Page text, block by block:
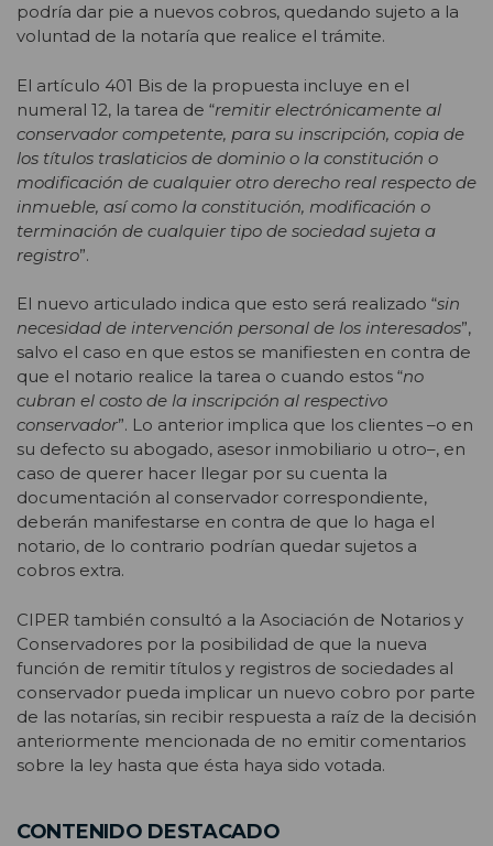
podría dar pie a nuevos cobros, quedando sujeto a la
voluntad de la notaría que realice el trámite.
El artículo 401 Bis de la propuesta incluye en el
numeral 12, la tarea de “remitir electrónicamente al
conservador competente, para su inscripción, copia de
los títulos traslaticios de dominio o la constitución o
modificación de cualquier otro derecho real respecto de
inmueble, así como la constitución, modificación o
terminación de cualquier tipo de sociedad sujeta a
registro”.
El nuevo articulado indica que esto será realizado “sin
necesidad de intervención personal de los interesados”,
salvo el caso en que estos se manifiesten en contra de
que el notario realice la tarea o cuando estos “no
cubran el costo de la inscripción al respectivo
conservador”. Lo anterior implica que los clientes –o en
su defecto su abogado, asesor inmobiliario u otro–, en
caso de querer hacer llegar por su cuenta la
documentación al conservador correspondiente,
deberán manifestarse en contra de que lo haga el
notario, de lo contrario podrían quedar sujetos a
cobros extra.
CIPER también consultó a la Asociación de Notarios y
Conservadores por la posibilidad de que la nueva
función de remitir títulos y registros de sociedades al
conservador pueda implicar un nuevo cobro por parte
de las notarías, sin recibir respuesta a raíz de la decisión
anteriormente mencionada de no emitir comentarios
sobre la ley hasta que ésta haya sido votada.
CONTENIDO DESTACADO